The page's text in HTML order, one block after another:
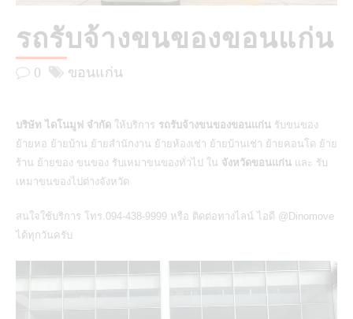
รถรับจ้างขนของขอนแก่น
0 ขอนแก่น
บริษัท ไดโนมูฟ จำกัด ให้บริการ รถรับจ้างขนของขอนแก่น รับขนของ
ย้ายหอ ย้ายบ้าน ย้ายสำนักงาน ย้ายห้องเช่า ย้ายบ้านเช่า ย้ายคอนโด ย้าย
ร้าน ย้ายของ ขนของ รับเหมาขนของทั่วไป ใน จังหวัดขอนแก่น และ รับ
เหมาขนของไปต่างจังหวัด
สนใจใช้บริการ โทร.094-438-9999 หรือ ติดต่อทางไลน์ ไอดี @Dinomove
ได้ทุกวันครับ